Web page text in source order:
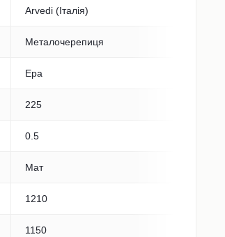
Arvedi (Італія)
Металочерепиця
Ера
225
0.5
Мат
1210
1150